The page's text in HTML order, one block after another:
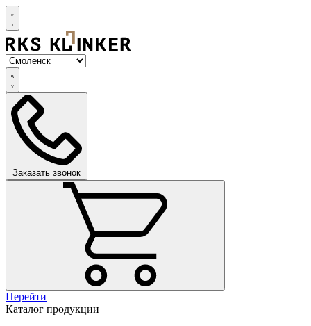
Заказать звонок
Перейти
Каталог продукции